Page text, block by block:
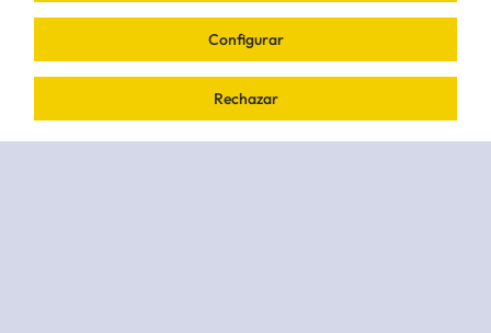
Configurar
Rechazar
Actos vandálicos en el
Polideportivo Muncipal